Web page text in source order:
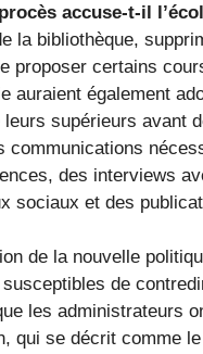
accuse-t-il
la bibliothèque,
proposer certains
auraient également
leurs supérieurs avant
des interviews
sociaux et des
de la nouvelle
de
les administrateurs
qui se décrit comme